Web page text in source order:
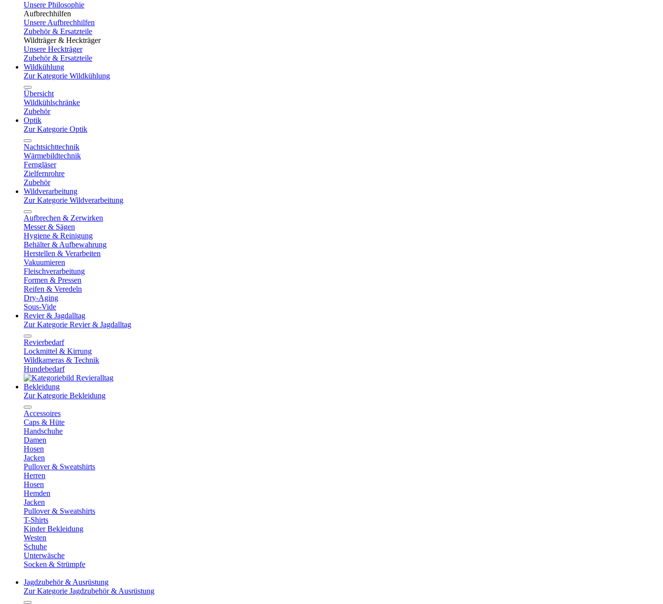
Unsere Philosophie
Aufbrechhilfen
Unsere Aufbrechhilfen
Zubehör & Ersatzteile
Wildträger & Heckträger
Unsere Heckträger
Zubehör & Ersatzteile
Wildkühlung
Zur Kategorie Wildkühlung
Übersicht
Wildkühlschränke
Zubehör
Optik
Zur Kategorie Optik
Nachtsichttechnik
Wärmebildtechnik
Ferngläser
Zielfernrohre
Zubehör
Wildverarbeitung
Zur Kategorie Wildverarbeitung
Aufbrechen & Zerwirken
Messer & Sägen
Hygiene & Reinigung
Behälter & Aufbewahrung
Herstellen & Verarbeiten
Vakuumieren
Fleischverarbeitung
Formen & Pressen
Reifen & Veredeln
Dry-Aging
Sous-Vide
Revier & Jagdalltag
Zur Kategorie Revier & Jagdalltag
Revierbedarf
Lockmittel & Kirrung
Wildkameras & Technik
Hundebedarf
Bekleidung
Zur Kategorie Bekleidung
Accessoires
Caps & Hüte
Handschuhe
Damen
Hosen
Jacken
Pullover & Sweatshirts
Herren
Hosen
Hemden
Jacken
Pullover & Sweatshirts
T-Shirts
Kinder Bekleidung
Westen
Schuhe
Unterwäsche
Socken & Strümpfe
Jagdzubehör & Ausrüstung
Zur Kategorie Jagdzubehör & Ausrüstung